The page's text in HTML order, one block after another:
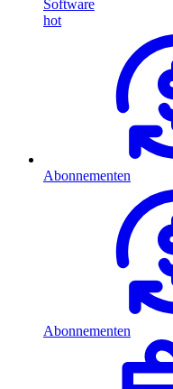
Software
hot
Abonnementen
Abonnementen